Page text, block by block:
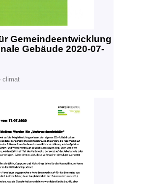
Gemeindeentwicklung
Gebäude 2020-07-
climat